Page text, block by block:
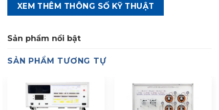
XEM THÊM THÔNG SỐ KỸ THUẬT
Sản phẩm nổi bật
SẢN PHẨM TƯƠNG TỰ